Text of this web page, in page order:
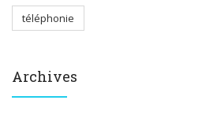
téléphonie
Archives